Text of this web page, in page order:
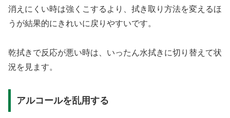
消えにくい時は強くこするより、拭き取り方法を変えるほ
うが結果的にきれいに戻りやすいです。
乾拭きで反応が悪い時は、いったん水拭きに切り替えて状
況を見ます。
アルコールを乱用する